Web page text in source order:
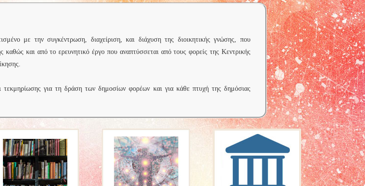
με την συγκέντρωση, διαχείριση, και διάχυση της διοικητικής γνώσης, που
καθώς και από το ερευνητικό έργο που αναπτύσσεται από τους φορείς της Κεντρικής
τεκμηρίωσης για τη δράση των δημοσίων φορέων και για κάθε πτυχή της δημόσιας